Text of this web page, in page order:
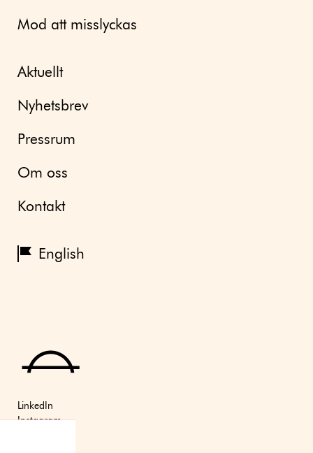
Mod att misslyckas
Aktuellt
Nyhetsbrev
Pressrum
Om oss
Kontakt
English
LinkedIn
Instagram